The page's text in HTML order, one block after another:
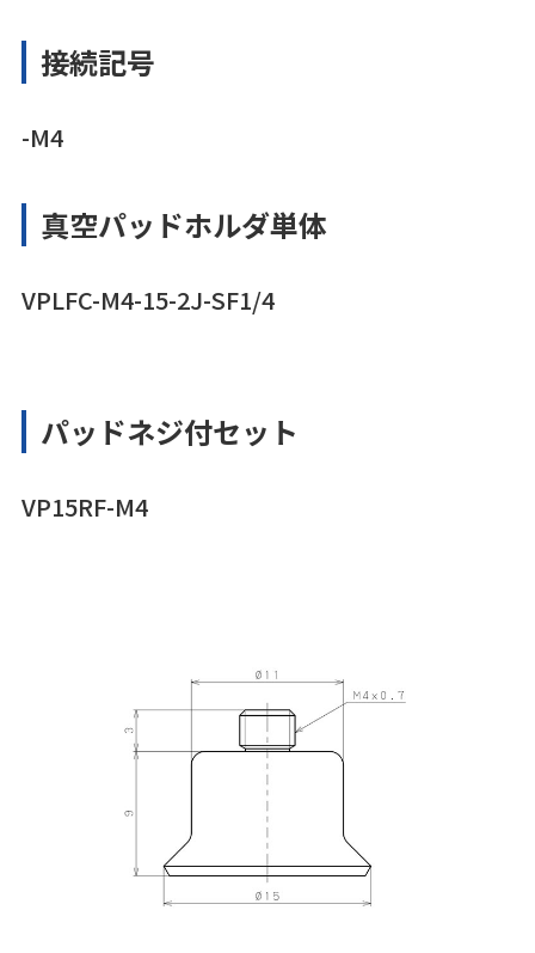
接続記号
-M4
真空パッドホルダ単体
VPLFC-M4-15-2J-SF1/4
パッドネジ付セット
VP15RF-M4